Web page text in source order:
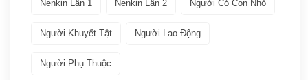
Nenkin Lần 1 Nenkin Lần 2 Người Có Con Nhỏ
Người Khuyết Tật Người Lao Động
Người Phụ Thuộc